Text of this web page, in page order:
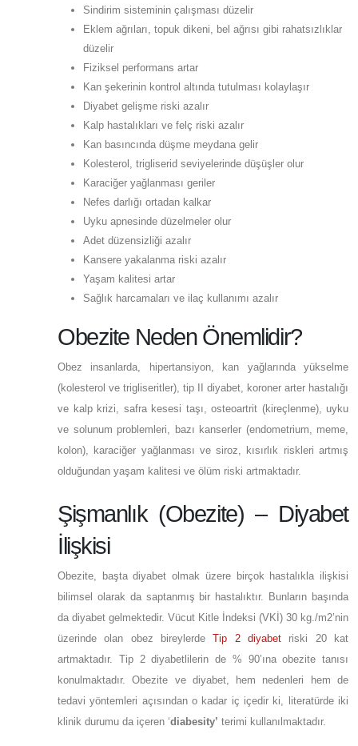
Sindirim sisteminin çalışması düzelir
Eklem ağrıları, topuk dikeni, bel ağrısı gibi rahatsızlıklar
düzelir
Fiziksel performans artar
Kan şekerinin kontrol altında tutulması kolaylaşır
Diyabet gelişme riski azalır
Kalp hastalıkları ve felç riski azalır
Kan basıncında düşme meydana gelir
Kolesterol, trigliserid seviyelerinde düşüşler olur
Karaciğer yağlanması geriler
Nefes darlığı ortadan kalkar
Uyku apnesinde düzelmeler olur
Adet düzensizliği azalır
Kansere yakalanma riski azalır
Yaşam kalitesi artar
Sağlık harcamaları ve ilaç kullanımı azalır
Obezite Neden Önemlidir?
Obez insanlarda, hipertansiyon, kan yağlarında yükselme
(kolesterol ve trigliseritler), tip II diyabet, koroner arter hastalığı
ve kalp krizi, safra kesesi taşı, osteoartrit (kireçlenme), uyku
ve solunum problemleri, bazı kanserler (endometrium, meme,
kolon), karaciğer yağlanması ve siroz, kısırlık riskleri artmış
olduğundan yaşam kalitesi ve ölüm riski artmaktadır.
Şişmanlık (Obezite) – Diyabet
İlişkisi
Obezite, başta diyabet olmak üzere birçok hastalıkla ilişkisi
bilimsel olarak da saptanmış bir hastalıktır. Bunların başında
da diyabet gelmektedir. Vücut Kitle İndeksi (VKİ) 30 kg./m2’nin
üzerinde olan obez bireylerdeTip 2 diyabet riski 20 kat
artmaktadır. Tip 2 diyabetlilerin de % 90’ına obezite tanısı
konulmaktadır. Obezite ve diyabet, hem nedenleri hem de
tedavi yöntemleri açısından o kadar iç içedir ki, literatürde iki
klinik durumu da içeren ‘diabesity’ terimi kullanılmaktadır.